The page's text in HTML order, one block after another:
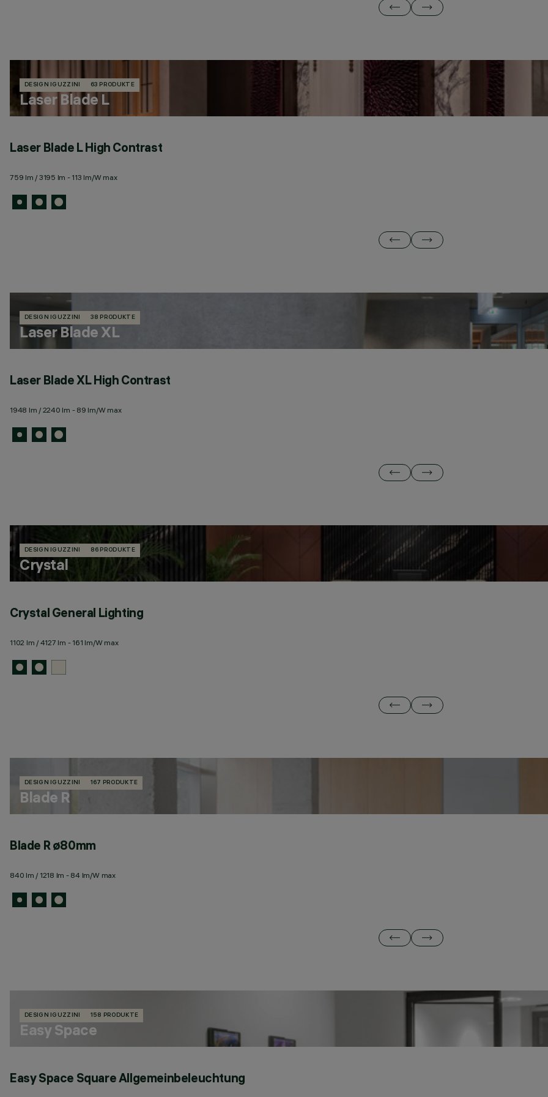
DESIGN IGUZZINI 63 PRODUKTE
Laser Blade L
Laser Blade L High Contrast
759 lm / 3195 lm - 113 lm/W max
DESIGN IGUZZINI 38 PRODUKTE
Laser Blade XL
Laser Blade XL High Contrast
1948 lm / 2240 lm - 89 lm/W max
DESIGN IGUZZINI 86 PRODUKTE
Crystal
Crystal General Lighting
1102 lm / 4127 lm - 161 lm/W max
DESIGN IGUZZINI 167 PRODUKTE
Blade R
Blade R ø80mm
840 lm / 1218 lm - 84 lm/W max
DESIGN IGUZZINI 158 PRODUKTE
Easy Space
Easy Space Square Allgemeinbeleuchtung